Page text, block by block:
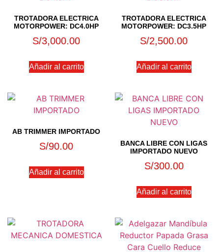
TROTADORA ELECTRICA
MOTORPOWER: DC4.0HP
S/3,000.00
Añadir al carrito
TROTADORA ELECTRICA
MOTORPOWER: DC3.5HP
S/2,500.00
Añadir al carrito
AB TRIMMER IMPORTADO
S/90.00
Añadir al carrito
BANCA LIBRE CON LIGAS
IMPORTADO NUEVO
S/300.00
Añadir al carrito